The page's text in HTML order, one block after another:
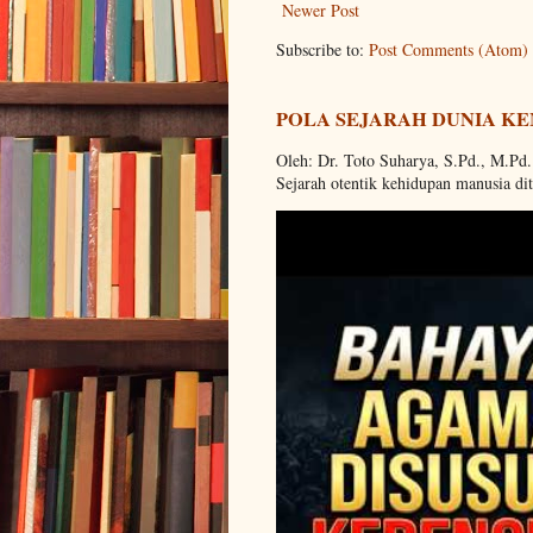
Newer Post
Subscribe to: Post Comments (Atom)
POLA SEJARAH DUNIA
Oleh: Dr. Toto Suharya, S.Pd.,
Sejarah otentik kehidupan manusia